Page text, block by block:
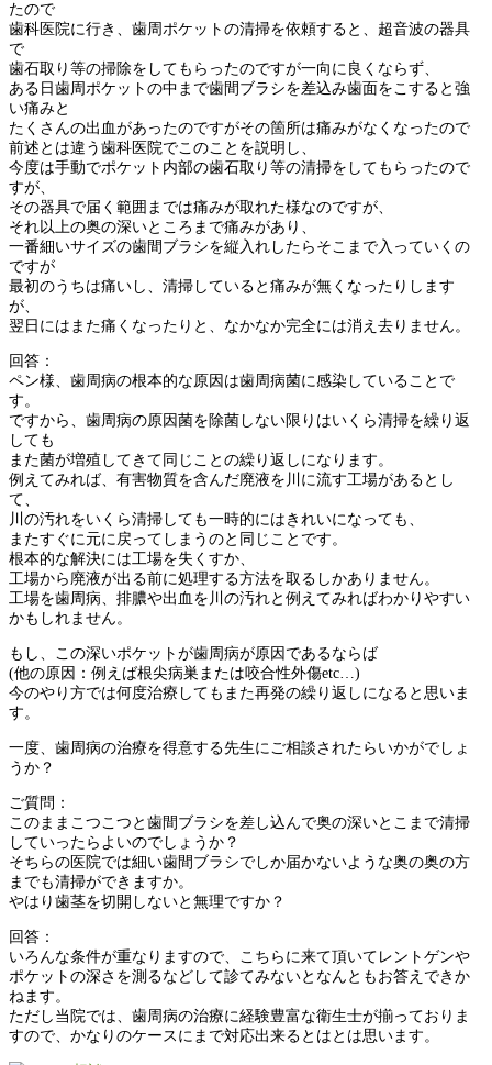
たので
歯科医院に行き、歯周ポケットの清掃を依頼すると、超音波の器具
で
歯石取り等の掃除をしてもらったのですが一向に良くならず、
ある日歯周ポケットの中まで歯間ブラシを差込み歯面をこすると強
い痛みと
たくさんの出血があったのですがその箇所は痛みがなくなったので
前述とは違う歯科医院でこのことを説明し、
今度は手動でポケット内部の歯石取り等の清掃をしてもらったので
すが、
その器具で届く範囲までは痛みが取れた様なのですが、
それ以上の奥の深いところまで痛みがあり、
一番細いサイズの歯間ブラシを縦入れしたらそこまで入っていくの
ですが
最初のうちは痛いし、清掃していると痛みが無くなったりします
が、
翌日にはまた痛くなったりと、なかなか完全には消え去りません。
回答：
ペン様、歯周病の根本的な原因は歯周病菌に感染していることで
す。
ですから、歯周病の原因菌を除菌しない限りはいくら清掃を繰り返
しても
また菌が増殖してきて同じことの繰り返しになります。
例えてみれば、有害物質を含んだ廃液を川に流す工場があるとし
て、
川の汚れをいくら清掃しても一時的にはきれいになっても、
またすぐに元に戻ってしまうのと同じことです。
根本的な解決には工場を失くすか、
工場から廃液が出る前に処理する方法を取るしかありません。
工場を歯周病、排膿や出血を川の汚れと例えてみればわかりやすい
かもしれません。
もし、この深いポケットが歯周病が原因であるならば
(他の原因：例えば根尖病巣または咬合性外傷etc…)
今のやり方では何度治療してもまた再発の繰り返しになると思いま
す。
一度、歯周病の治療を得意する先生にご相談されたらいかがでしょ
うか？
ご質問：
このままこつこつと歯間ブラシを差し込んで奥の深いとこまで清掃
していったらよいのでしょうか？
そちらの医院では細い歯間ブラシでしか届かないような奥の奥の方
までも清掃ができますか。
やはり歯茎を切開しないと無理ですか？
回答：
いろんな条件が重なりますので、こちらに来て頂いてレントゲンや
ポケットの深さを測るなどして診てみないとなんともお答えできか
ねます。
ただし当院では、歯周病の治療に経験豊富な衛生士が揃っておりま
すので、かなりのケースにまで対応出来るとはとは思います。